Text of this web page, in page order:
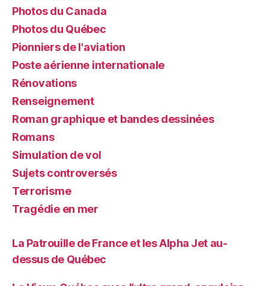
Photos du Canada
Photos du Québec
Pionniers de l'aviation
Poste aérienne internationale
Rénovations
Renseignement
Roman graphique et bandes dessinées
Romans
Simulation de vol
Sujets controversés
Terrorisme
Tragédie en mer
La Patrouille de France et les Alpha Jet au-
dessus de Québec